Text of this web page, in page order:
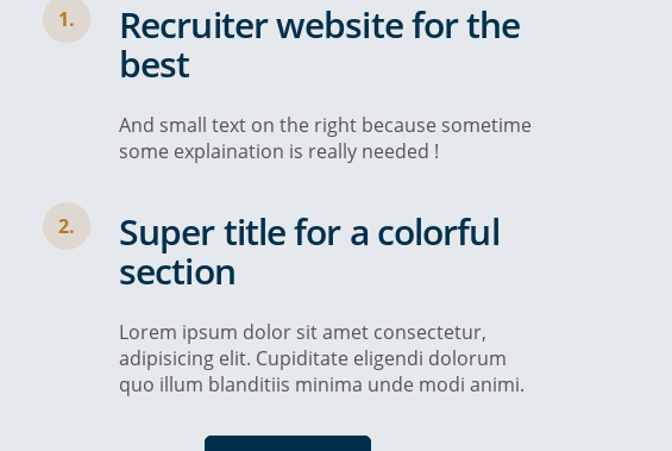
1.
Recruiter website for the
best
And small text on the right because sometime
some explaination is really needed !
2.
Super title for a colorful
section
Lorem ipsum dolor sit amet consectetur,
adipisicing elit. Cupiditate eligendi dolorum
quo illum blanditiis minima unde modi animi.